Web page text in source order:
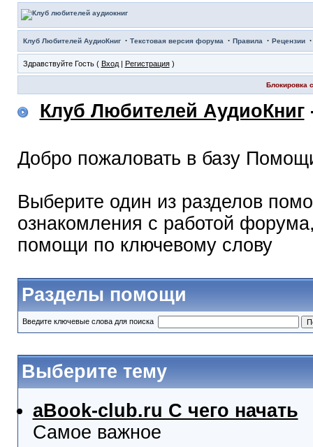
Клуб Любителей АудиоКниг· Текстовая версия форума · Правила · Рецензии
Здравствуйте Гость ( Вход| Регистрация)
Блокировка
Клуб Любителей АудиоКниг
Добро пожаловать в базу
Выберите один из разделов
ознакомления с работой
помощи по ключевому слову
Разделы помощи
Введите ключевые слова для поиска
Выберите тему
aBook-club.ru C чего начать
Самое важное